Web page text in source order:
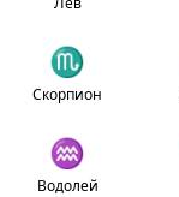
♏
Скорпион
♒
Водолей